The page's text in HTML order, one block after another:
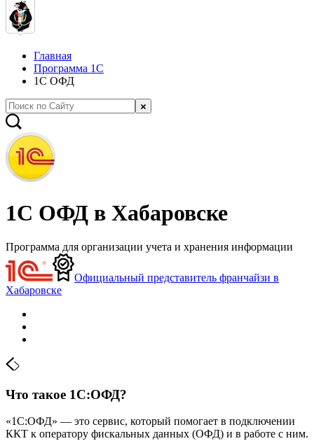
Главная
Программа 1С
1С ОФД
1С ОФД в Хабаровске
Программа для организации учета и хранения информации
Официальный представитель франчайзи в
Хабаровске
Что такое 1С:ОФД?
«1С:ОФД» — это сервис, который помогает в подключении
ККТ к оператору фискальных данных (ОФД) и в работе с ним.